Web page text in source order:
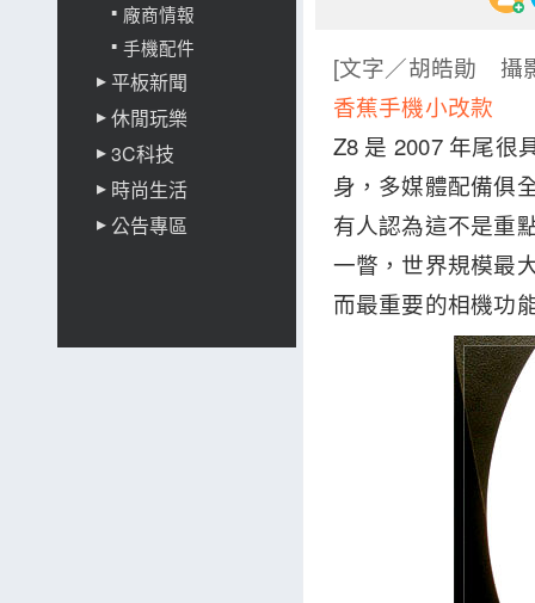
廠商情報
手機配件
平板新聞
休閒玩樂
3C科技
時尚生活
公告專區
[文字／胡皓勛 攝
香蕉手機小改款
Z8 是 2007 年尾很
身，多媒體配備俱
有人認為這不是重
一瞥，世界規模最
而最重要的相機功